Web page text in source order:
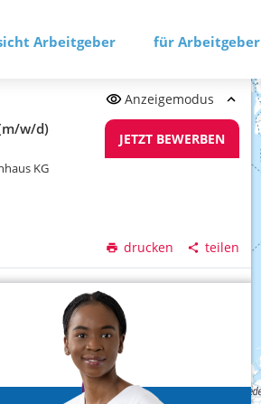
Arbeitgeber für Arbeitgeber
Anzeigemodus
w/d)
KG
JETZT BEWERBEN
drucken teilen